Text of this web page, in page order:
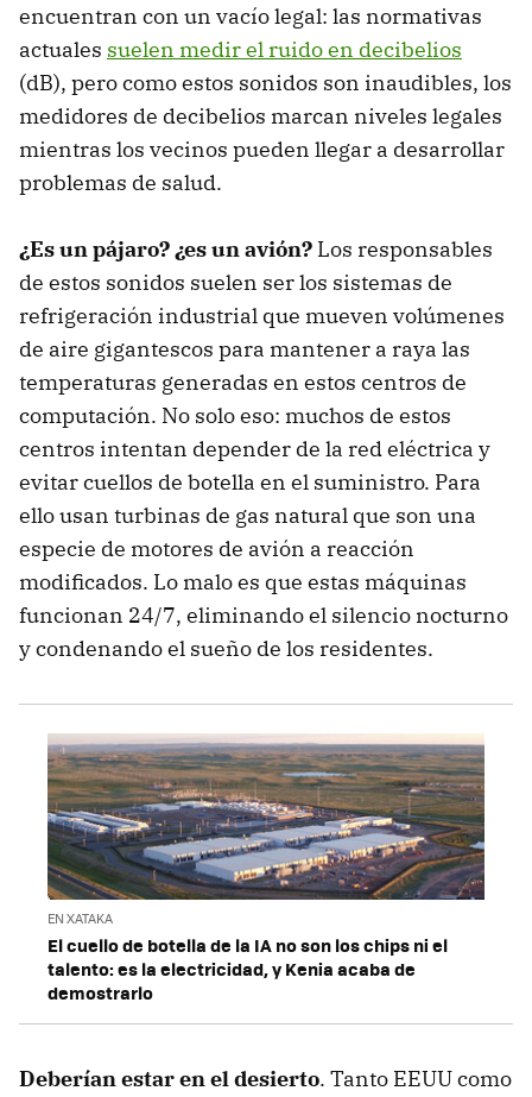
encuentran con un vacío legal: las normativas
actuales suelen medir el ruido en decibelios
(dB), pero como estos sonidos son inaudibles, los
medidores de decibelios marcan niveles legales
mientras los vecinos pueden llegar a desarrollar
problemas de salud.
¿Es un pájaro? ¿es un avión? Los responsables
de estos sonidos suelen ser los sistemas de
refrigeración industrial que mueven volúmenes
de aire gigantescos para mantener a raya las
temperaturas generadas en estos centros de
computación. No solo eso: muchos de estos
centros intentan depender de la red eléctrica y
evitar cuellos de botella en el suministro. Para
ello usan turbinas de gas natural que son una
especie de motores de avión a reacción
modificados. Lo malo es que estas máquinas
funcionan 24/7, eliminando el silencio nocturno
y condenando el sueño de los residentes.
EN XATAKA
El cuello de botella de la IA no son los chips ni el
talento: es la electricidad, y Kenia acaba de
demostrarlo
Deberían estar en el desierto. Tanto EEUU como